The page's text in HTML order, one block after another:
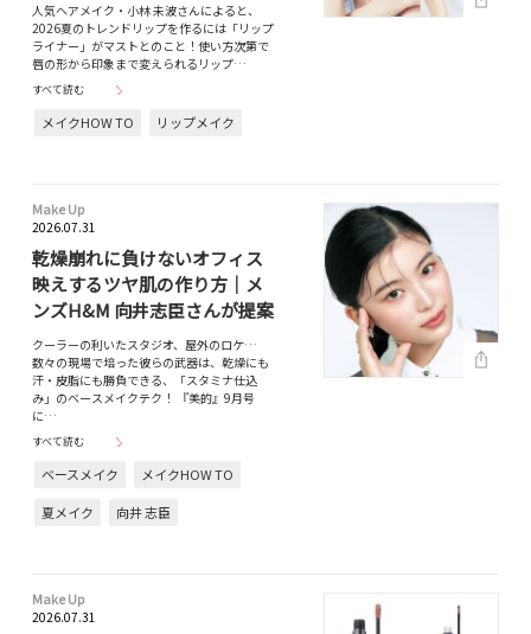
人気ヘアメイク・小林 未波さんによると、
2026夏のトレンドリップを作るには「リップ
ライナー」がマストとのこと！使い方次第で
唇の形から印象まで変えられるリップ…
すべて読む
メイクHOW TO リップメイク
Make Up
2026.07.31
乾燥崩れに負けないオフィス
映えするツヤ肌の作り方｜メ
ンズH&M 向井志臣さんが提案
クーラーの利いたスタジオ、屋外のロケ…
数々の現場で培った彼らの武器は、乾燥にも
汗・皮脂にも勝負できる、「スタミナ仕込
み」のベースメイクテク！ 『美的』9月号
に…
すべて読む
ベースメイク
メイクHOW TO
夏メイク
向井 志臣
Make Up
2026.07.31